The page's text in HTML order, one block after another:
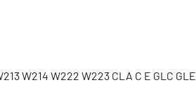
W214 W222 W223 CLA C E GLC GLE